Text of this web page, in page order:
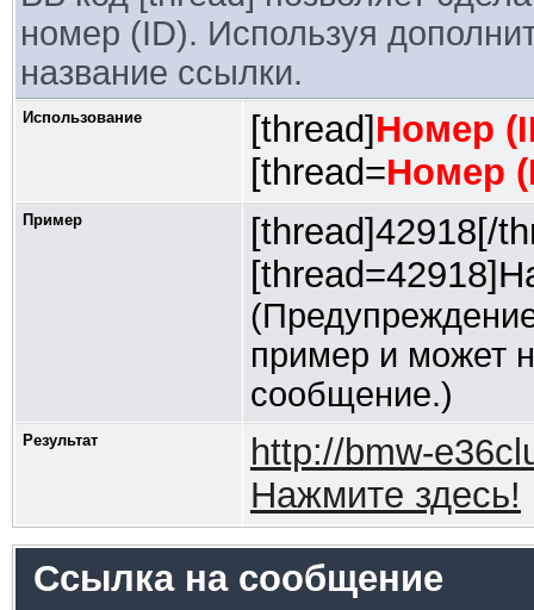
номер (ID). Используя
название ссылки.
Использование [thread] Номер
[thread=Номер
Пример
[thread]42918[/
пример и может
сообщение.)
Результат
http://bmw-
Нажмите здесь!
Ссылка на сообщение